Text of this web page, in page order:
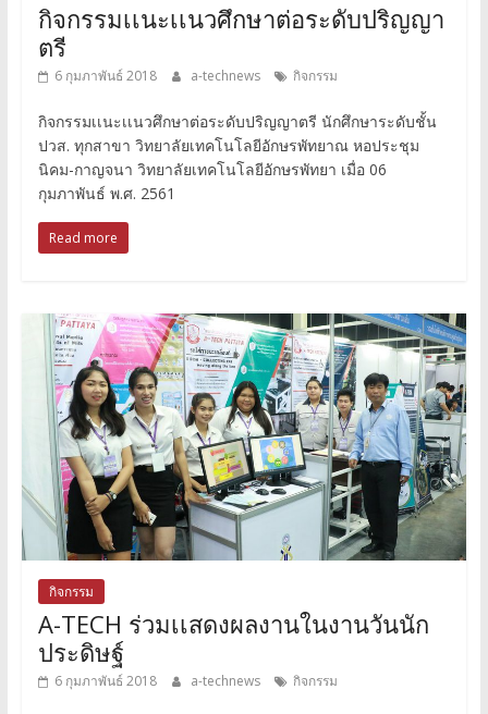
กิจกรรมเเนะเเนวศึกษาต่อระดับปริญญา
ตรี
6 กุมภาพันธ์ 2018 a-technews กิจกรรม
กิจกรรมเเนะเเนวศึกษาต่อระดับปริญญาตรี นักศึกษาระดับชั้น
ปวส. ทุกสาขา วิทยาลัยเทคโนโลยีอักษรพัทยาณ หอประชุม
นิคม-กาญจนา วิทยาลัยเทคโนโลยีอักษรพัทยา เมื่อ 06
กุมภาพันธ์ พ.ศ. 2561
Read more
กิจกรรม
A-TECH ร่วมเเสดงผลงานในงานวันนัก
ประดิษฐ์
6 กุมภาพันธ์ 2018 a-technews กิจกรรม